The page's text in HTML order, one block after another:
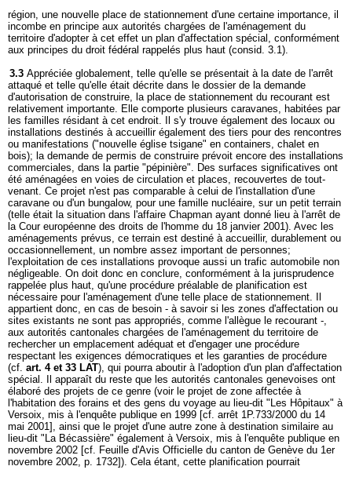
région, une nouvelle place de stationnement d'une certaine importance, il
incombe en principe aux autorités chargées de l'aménagement du
territoire d'adopter à cet effet un plan d'affectation spécial, conformément
aux principes du droit fédéral rappelés plus haut (consid. 3.1).
3.3 Appréciée globalement, telle qu'elle se présentait à la date de l'arrêt
attaqué et telle qu'elle était décrite dans le dossier de la demande
d'autorisation de construire, la place de stationnement du recourant est
relativement importante. Elle comporte plusieurs caravanes, habitées par
les familles résidant à cet endroit. Il s'y trouve également des locaux ou
installations destinés à accueillir également des tiers pour des rencontres
ou manifestations ("nouvelle église tsigane" en containers, chalet en
bois); la demande de permis de construire prévoit encore des installations
commerciales, dans la partie "pépinière". Des surfaces significatives ont
été aménagées en voies de circulation et places, recouvertes de tout-
venant. Ce projet n'est pas comparable à celui de l'installation d'une
caravane ou d'un bungalow, pour une famille nucléaire, sur un petit terrain
(telle était la situation dans l'affaire Chapman ayant donné lieu à l'arrêt de
la Cour européenne des droits de l'homme du 18 janvier 2001). Avec les
aménagements prévus, ce terrain est destiné à accueillir, durablement ou
occasionnellement, un nombre assez important de personnes;
l'exploitation de ces installations provoque aussi un trafic automobile non
négligeable. On doit donc en conclure, conformément à la jurisprudence
rappelée plus haut, qu'une procédure préalable de planification est
nécessaire pour l'aménagement d'une telle place de stationnement. Il
appartient donc, en cas de besoin - à savoir si les zones d'affectation ou
sites existants ne sont pas appropriés, comme l'allègue le recourant -,
aux autorités cantonales chargées de l'aménagement du territoire de
rechercher un emplacement adéquat et d'engager une procédure
respectant les exigences démocratiques et les garanties de procédure
(cf. art. 4 et 33 LAT), qui pourra aboutir à l'adoption d'un plan d'affectation
spécial. Il apparaît du reste que les autorités cantonales genevoises ont
élaboré des projets de ce genre (voir le projet de zone affectée à
l'habitation des forains et des gens du voyage au lieu-dit "Les Hôpitaux" à
Versoix, mis à l'enquête publique en 1999 [cf. arrêt 1P.733/2000 du 14
mai 2001], ainsi que le projet d'une autre zone à destination similaire au
lieu-dit "La Bécassière" également à Versoix, mis à l'enquête publique en
novembre 2002 [cf. Feuille d'Avis Officielle du canton de Genève du 1er
novembre 2002, p. 1732]). Cela étant, cette planification pourrait